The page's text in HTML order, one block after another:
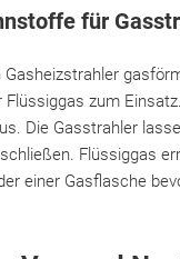
für
Gasheizstrahler
Flüssiggas zum
Die Gasstrahler
Flüssiggas
einer Gasflasche